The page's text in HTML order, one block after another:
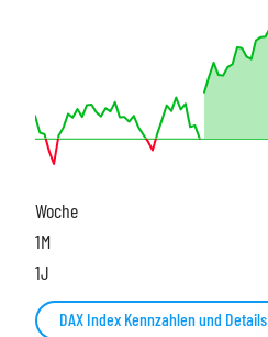
Woche
1M
1J
DAX Index Kennzahlen und Details